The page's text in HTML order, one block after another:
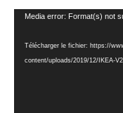
Lecteur
Media error: Format(s) not
Télécharger le fichier: https://
content/uploads/2019/12/IKEA-